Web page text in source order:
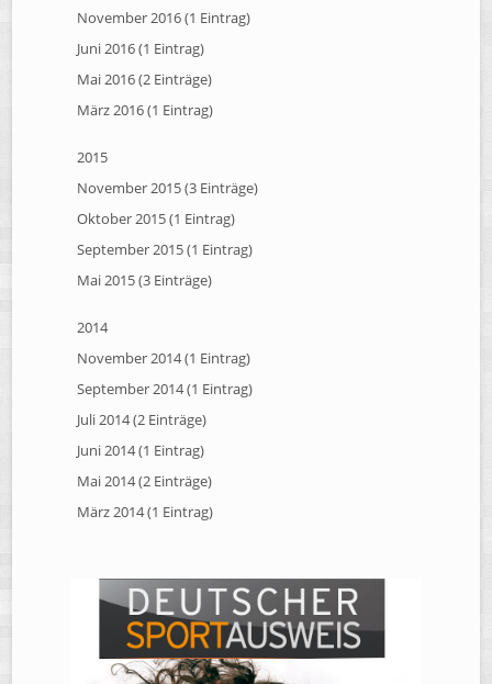
November 2016 (1 Eintrag)
Juni 2016 (1 Eintrag)
Mai 2016 (2 Einträge)
März 2016 (1 Eintrag)
2015
November 2015 (3 Einträge)
Oktober 2015 (1 Eintrag)
September 2015 (1 Eintrag)
Mai 2015 (3 Einträge)
2014
November 2014 (1 Eintrag)
September 2014 (1 Eintrag)
Juli 2014 (2 Einträge)
Juni 2014 (1 Eintrag)
Mai 2014 (2 Einträge)
März 2014 (1 Eintrag)